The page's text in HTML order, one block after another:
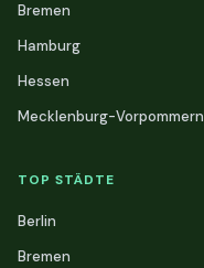
Bremen
Hamburg
Hessen
Mecklenburg-Vorpommern
TOP STÄDTE
Berlin
Bremen